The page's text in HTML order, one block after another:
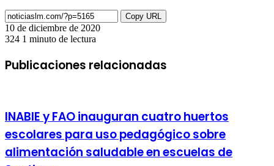
Copy URL
10 de diciembre de 2020
324 1 minuto de lectura
por
correo
Publicaciones relacionadas
INABIE y FAO inauguran cuatro huertos
escolares para uso pedagógico sobre
alimentación saludable en escuelas de